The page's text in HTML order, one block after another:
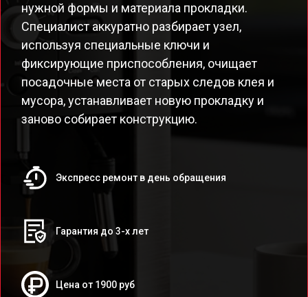
нужной формы и материала прокладки.
Специалист аккуратно разбирает узел,
используя специальные ключи и
фиксирующие приспособления, очищает
посадочные места от старых следов клея и
мусора, устанавливает новую прокладку и
заново собирает конструкцию.
Экспресс ремонт в день обращения
Гарантия до 3-х лет
Цена от 1900 руб